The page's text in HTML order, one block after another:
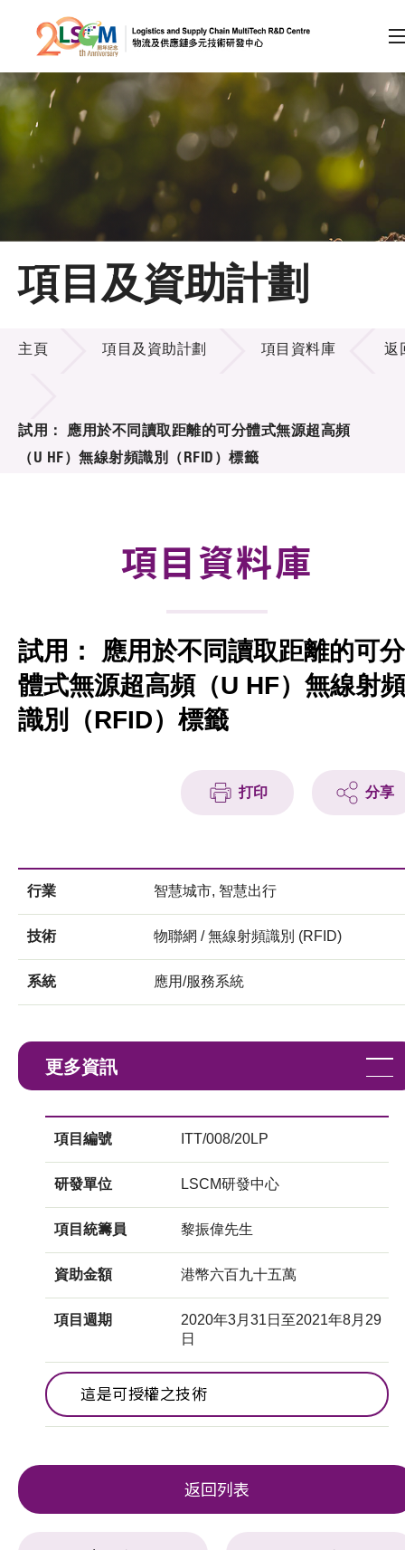
跳到內容（按回車鍵）
會員登入
A A EN 繁 简
主頁
關於LSCM
技術商品化
合作計劃
徵求研發項目計劃書
項目夥伴
活動及消息
科技分享
項目及資助計劃
項目及資助計劃
主頁 項目及資助計劃 項目資料庫
試用： 應用於不同讀取距離的可分體式無源超高頻
（U HF）無線射頻識別（RFID）標籤
返
項目資料庫
試用： 應用於不同讀取距離的可分
體式無源超高頻（U HF）無線射頻
識別（RFID）標籤
打印 分享
行業 智慧城市, 智慧出行
技術 物聯網 / 無線射頻識別 (RFID)
系統 應用/服務系統
更多資訊
項目編號 ITT/008/20LP
研發單位 LSCM研發中心
項目統籌員 黎振偉先生
資助金額 港幣六百九十五萬
項目週期
2020年3月31日至2021年8月29
日
這是可授權之技術
返回列表